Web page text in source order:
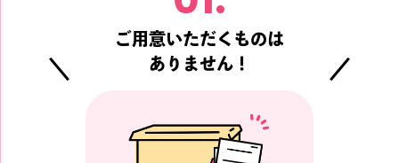
ご用意いただくものは
ありません！